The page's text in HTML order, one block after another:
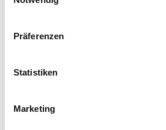
Präferenzen
Statistiken
Marketing